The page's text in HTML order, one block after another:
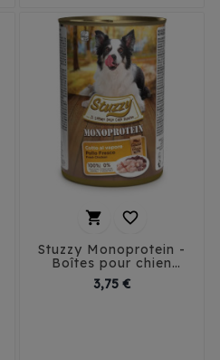
 
Stuzzy Monoprotein -
Boîtes pour chien
400g
3,75 €Prix